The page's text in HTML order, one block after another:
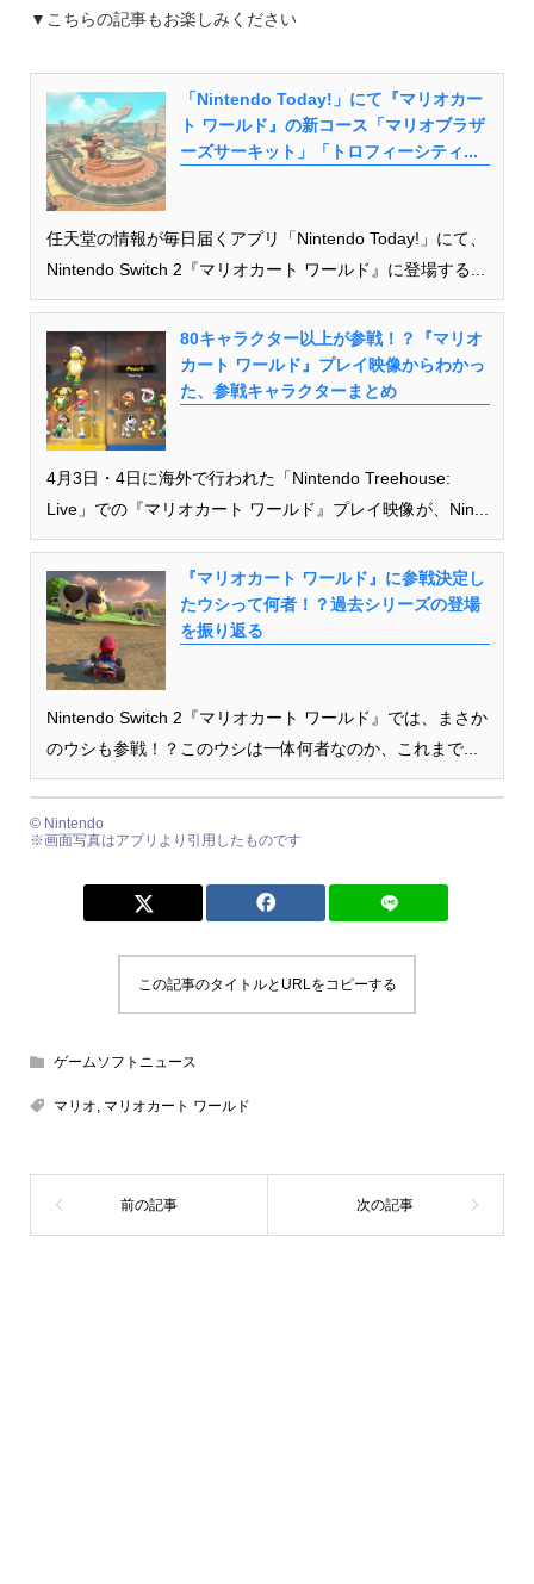
▼こちらの記事もお楽しみください
「Nintendo Today!」にて『マリオカー
ト ワールド』の新コース「マリオブラザ
ーズサーキット」「トロフィーシティ...
任天堂の情報が毎日届くアプリ「Nintendo Today!」にて、
Nintendo Switch 2『マリオカート ワールド』に登場する...
80キャラクター以上が参戦！？『マリオ
カート ワールド』プレイ映像からわかっ
た、参戦キャラクターまとめ
4月3日・4日に海外で行われた「Nintendo Treehouse:
Live」での『マリオカート ワールド』プレイ映像が、Nin...
『マリオカート ワールド』に参戦決定し
たウシって何者！？過去シリーズの登場
を振り返る
Nintendo Switch 2『マリオカート ワールド』では、まさか
のウシも参戦！？このウシは一体何者なのか、これまで...
© Nintendo
※画面写真はアプリより引用したものです
この記事のタイトルとURLをコピーする
ゲームソフトニュース
マリオ マリオカート ワールド